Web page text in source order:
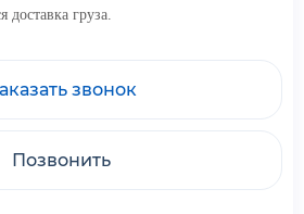
доставка груза.
звонок
Позвонить